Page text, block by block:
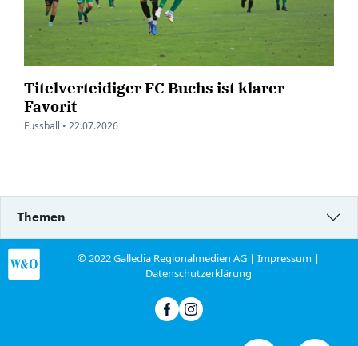
Titelverteidiger FC Buchs ist klarer
Favorit
Fussball • 22.07.2026
Themen
© 2022 Galledia Regionalmedien AG |Impressum |
Datenschutzerklärung